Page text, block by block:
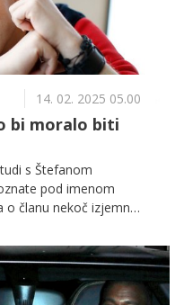
14. 02. 2025 05.00
bi moralo biti
s Štefanom
pod imenom
o članu nekoč izjemno
še danes.